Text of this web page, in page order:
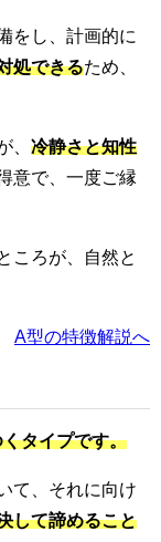
をし、計画的に
処できるため、
、 冷静さと知性
意で、一度ご縁
ころが、自然と
A型の特徴解説へ
タイプです。
て、それに向け
して諦めること